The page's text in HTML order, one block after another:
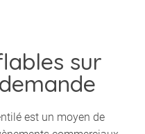
sur
est un moyen de